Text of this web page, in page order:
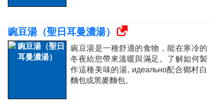
豌豆湯（聖日耳曼濃湯）
豌豆湯是一種舒適的食物，能在寒冷的
冬夜給您帶來溫暖與滿足。了解如何製
作這種美味的湯, идеально配合鄉村白
麵包或黑麥麵包。